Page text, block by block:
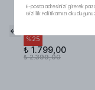
Premium Seri
%25
₺ 1.799,00
₺ 2.399,00
E-posta adresinizi girerek
Gizlilik Politikamızı